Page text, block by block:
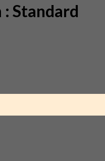
: Standard